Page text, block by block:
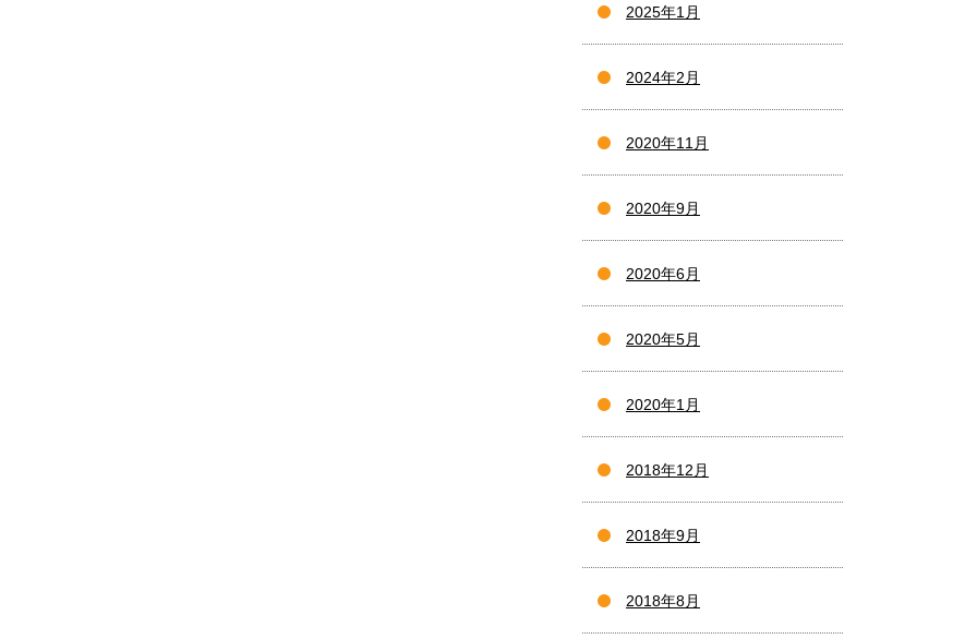
2025年1月
2024年2月
2020年11月
2020年9月
2020年6月
2020年5月
2020年1月
2018年12月
2018年9月
2018年8月